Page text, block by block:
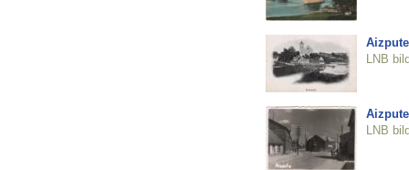
Aizpute
LNB
Aizpute
LNB